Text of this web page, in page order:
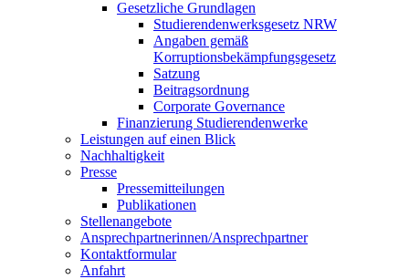
Gesetzliche Grundlagen
Studierendenwerksgesetz NRW
Angaben gemäß
Korruptionsbekämpfungsgesetz
Satzung
Beitragsordnung
Corporate Governance
Finanzierung Studierendenwerke
Leistungen auf einen Blick
Nachhaltigkeit
Presse
Pressemitteilungen
Publikationen
Stellenangebote
Ansprechpartnerinnen/Ansprechpartner
Kontaktformular
Anfahrt